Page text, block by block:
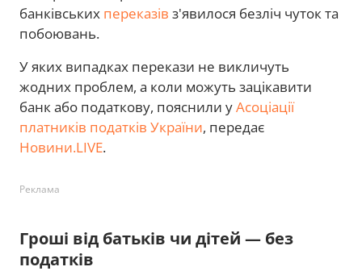
банківських переказів з'явилося безліч чуток та
побоювань.
У яких випадках перекази не викличуть
жодних проблем, а коли можуть зацікавити
банк або податкову, пояснили уАсоціації
платників податків України, передає
Новини.LIVE.
Реклама
Гроші від батьків чи дітей — без
податків